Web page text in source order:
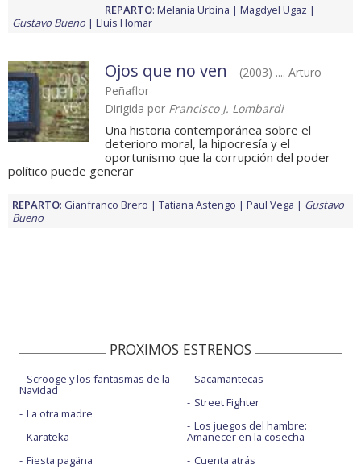
REPARTO: Melania Urbina
Magdyel Ugaz
Gustavo Bueno
Lluís Homar
Ojos que no ven
(2003) .... Arturo
Peñaflor
Dirigida por Francisco J. Lombardi
Una historia contemporánea sobre el
deterioro moral, la hipocresía y el
oportunismo que la corrupción del poder
político puede generar
REPARTO: Gianfranco Brero Tatiana Astengo Paul Vega
Gustavo
Bueno
PROXIMOS ESTRENOS
Scrooge y los fantasmas de la
Navidad
La otra madre
Karateka
Fiesta pagäna
Sacamantecas
Street Fighter
Los juegos del hambre:
Amanecer en la cosecha
Cuenta atrás